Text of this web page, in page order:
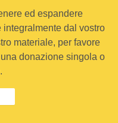
ed espandere
dal vostro
materiale, per favore
donazione singola o